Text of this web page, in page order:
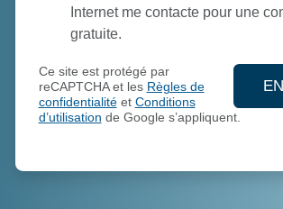
Internet me contacte pour une
gratuite.
Ce site est protégé par
reCAPTCHA et les Règles de
confidentialitéet Conditions
d’utilisation de Google s’appliquent.